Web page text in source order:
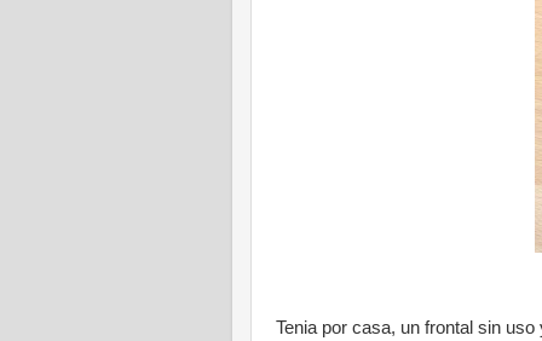
Tenia por casa, un frontal sin